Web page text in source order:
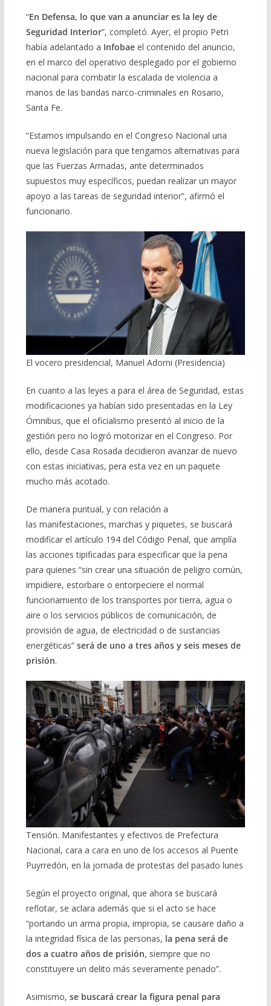
“En Defensa, lo que van a anunciar es la ley de
Seguridad Interior”, completó. Ayer, el propio Petri
había adelantado a Infobaeel contenido del anuncio,
en el marco del operativo desplegado por el gobierno
nacional para combatir la escalada de violencia a
manos de las bandas narco-criminales en Rosario,
Santa Fe.
“Estamos impulsando en el Congreso Nacional una
nueva legislación para que tengamos alternativas para
que las Fuerzas Armadas, ante determinados
supuestos muy específicos, puedan realizar un mayor
apoyo a las tareas de seguridad interior”, afirmó el
funcionario.
El vocero presidencial, Manuel Adorni (Presidencia)
En cuanto a las leyes a para el área de Seguridad, estas
modificaciones ya habían sido presentadas en la Ley
Ómnibus, que el oficialismo presentó al inicio de la
gestión pero no logró motorizar en el Congreso. Por
ello, desde Casa Rosada decidieron avanzar de nuevo
con estas iniciativas, pera esta vez en un paquete
mucho más acotado.
De manera puntual, y con relación a
las manifestaciones, marchas y piquetes, se buscará
modificar el artículo 194 del Código Penal, que amplía
las acciones tipificadas para especificar que la pena
para quienes “sin crear una situación de peligro común,
impidiere, estorbare o entorpeciere el normal
funcionamiento de los transportes por tierra, agua o
aire o los servicios públicos de comunicación, de
provisión de agua, de electricidad o de sustancias
energéticas” será de uno a tres años y seis meses de
prisión.
Tensión. Manifestantes y efectivos de Prefectura
Nacional, cara a cara en uno de los accesos al Puente
Puyrredón, en la jornada de protestas del pasado lunes
Según el proyecto original, que ahora se buscará
reflotar, se aclara además que si el acto se hace
“portando un arma propia, impropia, se causare daño a
la integridad física de las personas, la pena será de
dos a cuatro años de prisión, siempre que no
constituyere un delito más severamente penado”.
Asimismo, se buscará crear la figura penal para